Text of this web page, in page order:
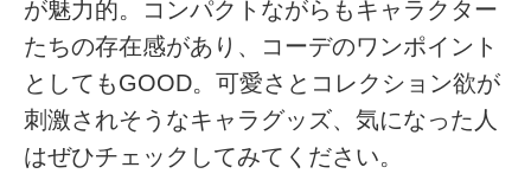
が魅力的。コンパクトながらもキャラクター
たちの存在感があり、コーデのワンポイント
としてもGOOD。可愛さとコレクション欲が
刺激されそうなキャラグッズ、気になった人
はぜひチェックしてみてください。